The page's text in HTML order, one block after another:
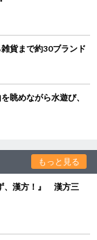
貨まで約30ブランド
眺めながら水遊び、
もっと見る
、漢方！』 漢方三